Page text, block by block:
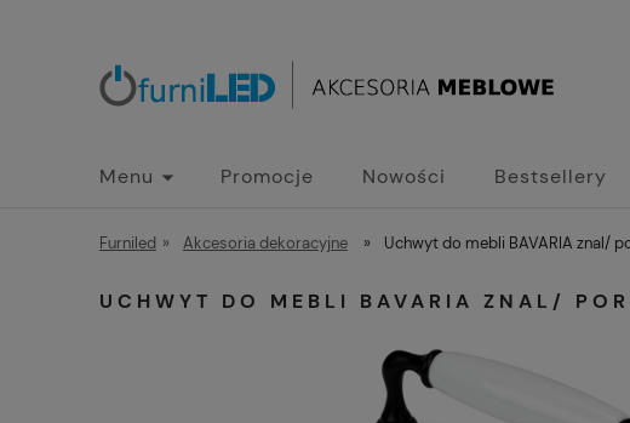
Menu Promocje Nowości Bestsellery
Furniled » Akcesoria dekoracyjne » Uchwyt do mebli BAVARIA znal/
UCHWYT DO MEBLI BAVARIA ZNAL/